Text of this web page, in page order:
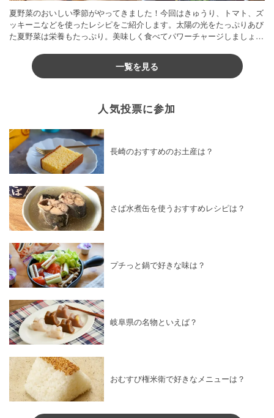
夏野菜のおいしい季節がやってきました！今回はきゅうり、トマト、ズ
ッキーニなどを使ったレシピをご紹介します。太陽の光をたっぷりあび
た夏野菜は栄養もたっぷり。美味しく食べてパワーチャージしましょう
一覧を見る
人気投票に参加
長崎のおすすめのお土産は？
さば水煮缶を使うおすすめレシピは？
プチっと鍋で好きな味は？
岐阜県の名物といえば？
おむすび権米衛で好きなメニューは？